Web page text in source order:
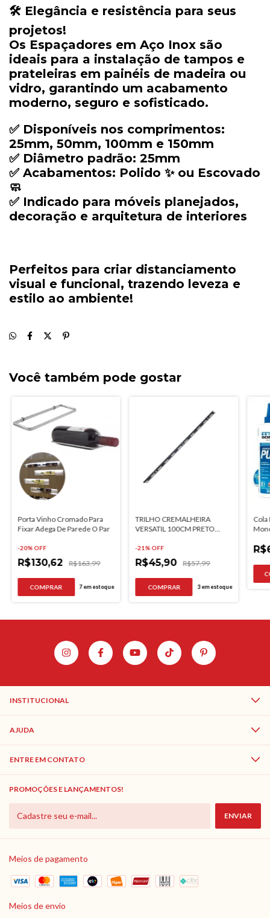
🛠️ Elegância e resistência para seus
projetos!
Os Espaçadores em Aço Inox são
ideais para a instalação de tampos e
prateleiras em painéis de madeira ou
vidro, garantindo um acabamento
moderno, seguro e sofisticado.
✅ Disponíveis nos comprimentos:
25mm, 50mm, 100mm e 150mm
✅ Diâmetro padrão: 25mm
✅ Acabamentos: Polido ✨ ou Escovado
🧼
✅ Indicado para móveis planejados,
decoração e arquitetura de interiores
Perfeitos para criar distanciamento
visual e funcional, trazendo leveza e
estilo ao ambiente!
Você também pode gostar
Porta Vinho Cromado Para
Fixar Adega De Parede O Par
-20% OFF
R$130,62 R$163,99
7em estoque
TRILHO CREMALHEIRA
VERSATIL 100CM PRETO
-21% OFF
R$45,90 R$57,99
3em estoque
Cola
INSTITUCIONAL
AJUDA
ENTRE EM CONTATO
PROMOÇÕES E LANÇAMENTOS!
Meios de pagamento
Meios de envio